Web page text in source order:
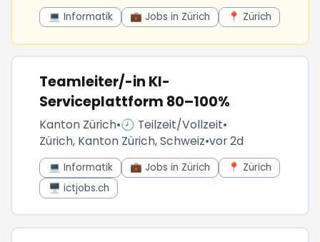
💻 Informatik 💼 Jobs in Zürich 📍 Zürich
Teamleiter/-in KI-
Serviceplattform 80–100%
Kanton Zürich•🕗 Teilzeit/Vollzeit•
Zürich, Kanton Zürich, Schweiz•vor 2d
💻 Informatik 💼 Jobs in Zürich
📍 Zürich
🖥️ ictjobs.ch